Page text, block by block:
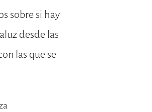
sobre si hay
desde las
las que se